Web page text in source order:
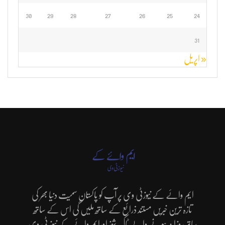
24
25
26
27
28
29
30
31
« اپریل
ایم وائے کے نیوزٹی وی پر آپ کو پاکستان سمیت دنیا بھر کی
تازہ ترین خبریں مستند ذرائع کے ساتھ ملیں گی اس کے ساتھ